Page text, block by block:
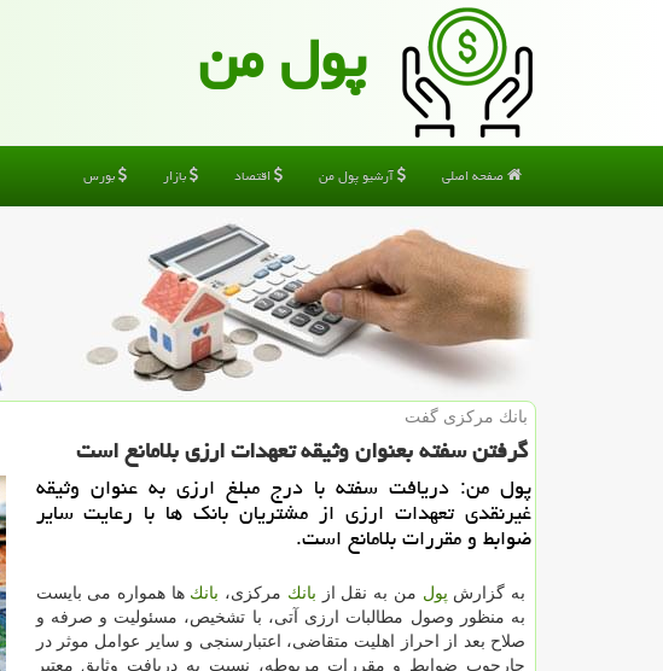
پول من
صفحه اصلی آرشیو پول من اقتصاد بازار بورس
بانك مركزی گفت
گرفتن سفته بعنوان وثیقه تعهدات ارزی بلامانع است
پول من: دریافت سفته با درج مبلغ ارزی به عنوان وثیقه
غیرنقدی تعهدات ارزی از مشتریان بانك ها با رعایت سایر
ضوابط و مقررات بلامانع است.
به گزارش پول من به نقل از بانك مركزی، بانك ها همواره می بایست
به منظور وصول مطالبات ارزی آتی، با تشخیص، مسئولیت و صرفه و
صلاح بعد از احراز اهلیت متقاضی، اعتبارسنجی و سایر عوامل موثر در
چارچوب ضوابط و مقررات مربوطه، نسبت به دریافت وثایق معتبر